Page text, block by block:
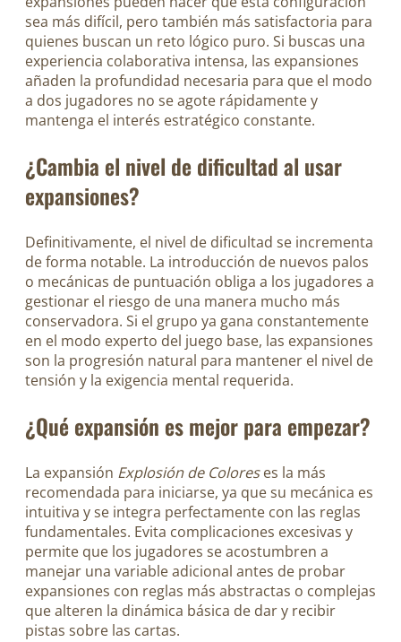
sea más difícil, pero también más satisfactoria para
quienes buscan un reto lógico puro. Si buscas una
experiencia colaborativa intensa, las expansiones
añaden la profundidad necesaria para que el modo
a dos jugadores no se agote rápidamente y
mantenga el interés estratégico constante.
¿Cambia el nivel de dificultad al usar
expansiones?
Definitivamente, el nivel de dificultad se incrementa
de forma notable. La introducción de nuevos palos
o mecánicas de puntuación obliga a los jugadores a
gestionar el riesgo de una manera mucho más
conservadora. Si el grupo ya gana constantemente
en el modo experto del juego base, las expansiones
son la progresión natural para mantener el nivel de
tensión y la exigencia mental requerida.
¿Qué expansión es mejor para empezar?
La expansión Explosión de Coloreses la más
recomendada para iniciarse, ya que su mecánica es
intuitiva y se integra perfectamente con las reglas
fundamentales. Evita complicaciones excesivas y
permite que los jugadores se acostumbren a
manejar una variable adicional antes de probar
expansiones con reglas más abstractas o complejas
que alteren la dinámica básica de dar y recibir
pistas sobre las cartas.